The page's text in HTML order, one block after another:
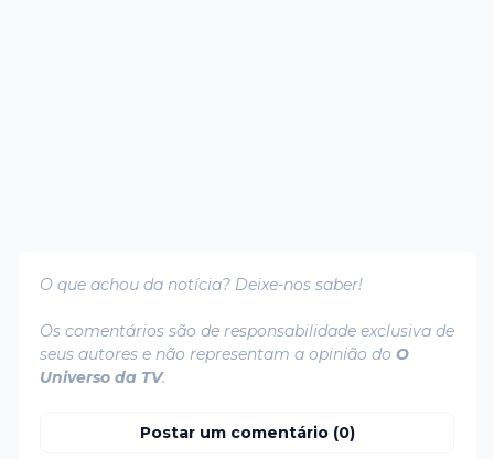
O que achou da notícia? Deixe-nos saber!
Os comentários são de responsabilidade exclusiva de
seus autores e não representam a opinião do O
Universo da TV.
Postar um comentário (0)